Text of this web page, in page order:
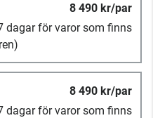
8 490 kr/par
dagar för varor som finns
8 490 kr/par
dagar för varor som finns